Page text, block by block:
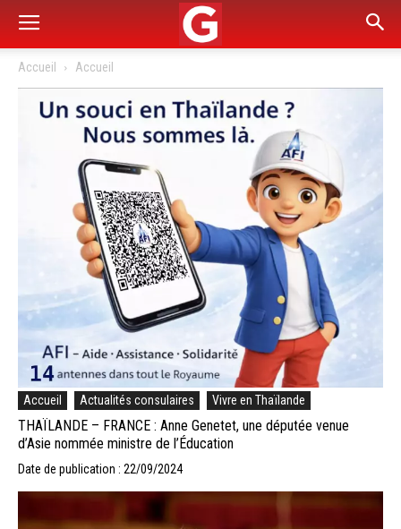
Accueil Accueil
Accueil Actualités consulaires Vivre en Thaïlande
THAÏLANDE – FRANCE : Anne Genetet, une députée venue
d’Asie nommée ministre de l’Éducation
Date de publication : 22/09/2024